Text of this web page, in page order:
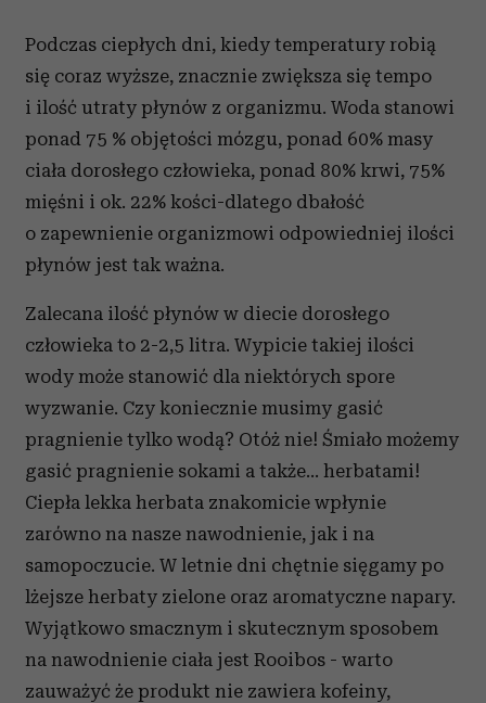
Podczas ciepłych dni, kiedy temperatury robią
się coraz wyższe, znacznie zwiększa się tempo
i ilość utraty płynów z organizmu. Woda stanowi
ponad 75 % objętości mózgu, ponad 60% masy
ciała dorosłego człowieka, ponad 80% krwi, 75%
mięśni i ok. 22% kości-dlatego dbałość
o zapewnienie organizmowi odpowiedniej ilości
płynów jest tak ważna.
Zalecana ilość płynów w diecie dorosłego
człowieka to 2-2,5 litra. Wypicie takiej ilości
wody może stanowić dla niektórych spore
wyzwanie. Czy koniecznie musimy gasić
pragnienie tylko wodą? Otóż nie! Śmiało możemy
gasić pragnienie sokami a także… herbatami!
Ciepła lekka herbata znakomicie wpłynie
zarówno na nasze nawodnienie, jak i na
samopoczucie. W letnie dni chętnie sięgamy po
lżejsze herbaty zielone oraz aromatyczne napary.
Wyjątkowo smacznym i skutecznym sposobem
na nawodnienie ciała jest Rooibos - warto
zauważyć że produkt nie zawiera kofeiny,